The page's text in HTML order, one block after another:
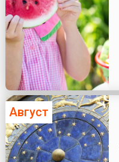
Август